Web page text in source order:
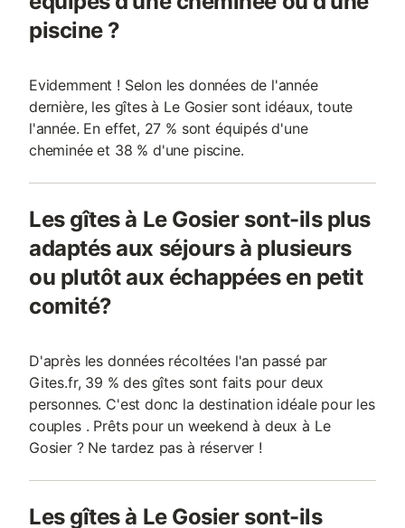
piscine ?
Evidemment ! Selon les données de l'année
dernière, les gîtes à Le Gosier sont idéaux, toute
l'année. En effet, 27 % sont équipés d'une
cheminée et 38 % d'une piscine.
Les gîtes à Le Gosier sont-ils plus
adaptés aux séjours à plusieurs
ou plutôt aux échappées en petit
comité?
D'après les données récoltées l'an passé par
Gites.fr, 39 % des gîtes sont faits pour deux
personnes. C'est donc la destination idéale pour les
couples . Prêts pour un weekend à deux à Le
Gosier ? Ne tardez pas à réserver !
Les gîtes à Le Gosier sont-ils